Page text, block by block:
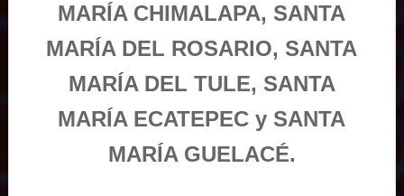
MARÍA CHIMALAPA, SANTA
MARÍA DEL ROSARIO, SANTA
MARÍA DEL TULE, SANTA
MARÍA ECATEPEC y SANTA
MARÍA GUELACÉ.